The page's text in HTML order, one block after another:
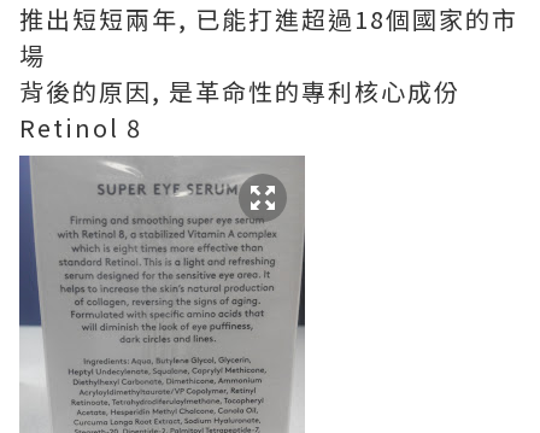
推出短短兩年, 已能打進超過18個國家的市
場
背後的原因, 是革命性的專利核心成份
Retinol 8